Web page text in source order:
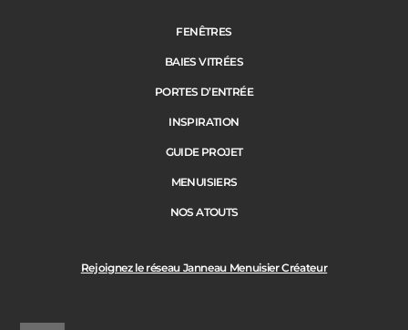
Rejoignez le réseau Janneau Menuisier Créateur
FENÊTRES
BAIES VITRÉES
PORTES D’ENTRÉE
INSPIRATION
GUIDE PROJET
MENUISIERS
NOS ATOUTS